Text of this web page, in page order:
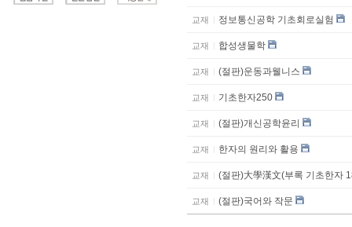
교재 정보통신공학 기초회로실험
교재 합성생물학
교재 (절판)운동과웰니스
교재 기초한자250
교재 (절판)개신공학윤리
교재 한자의 원리와 활용
교재 (절판)大學漢文(부록 기초한자
교재 (절판)국어와 작문